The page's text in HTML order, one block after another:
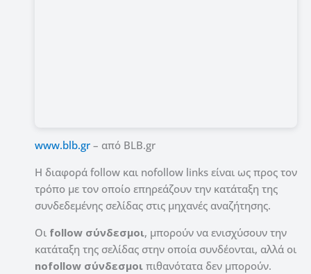
www.blb.gr – από BLB.gr
Η διαφορά follow και nofollow links είναι ως προς τον
τρόπο με τον οποίο επηρεάζουν την κατάταξη της
συνδεδεμένης σελίδας στις μηχανές αναζήτησης.
Οι follow σύνδεσμοι, μπορούν να ενισχύσουν την
κατάταξη της σελίδας στην οποία συνδέονται, αλλά οι
nofollow σύνδεσμοι πιθανότατα δεν μπορούν.